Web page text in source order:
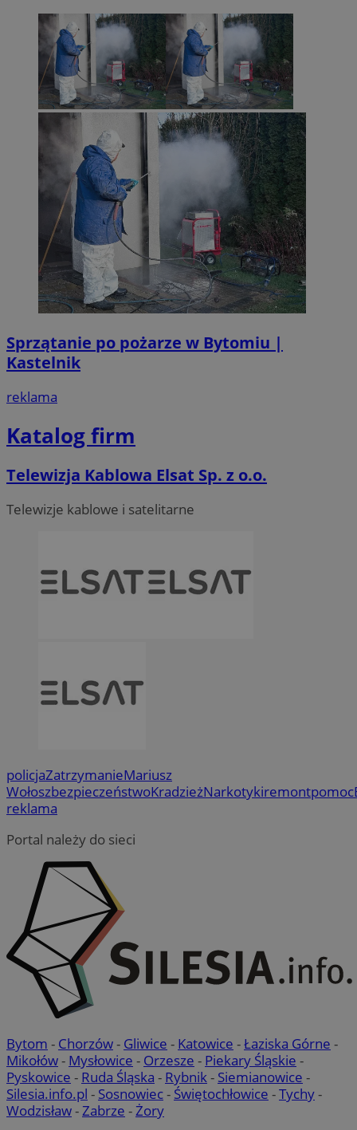
Sprzątanie po pożarze w Bytomiu |
Kastelnik
reklama
Katalog firm
Telewizja Kablowa Elsat Sp. z o.o.
Telewizje kablowe i satelitarne
policjaZatrzymanieMariusz
WołoszbezpieczeństwoKradzieżNarkotykiremontpomoc
reklama
Portal należy do sieci
Bytom - Chorzów- Gliwice - Katowice -Łaziska Górne -
Mikołów- Mysłowice - Orzesze - Piekary Śląskie -
Pyskowice - Ruda Śląska - Rybnik- Siemianowice -
Silesia.info.pl - Sosnowiec- Świętochłowice -Tychy-
Wodzisław-Zabrze -Żory